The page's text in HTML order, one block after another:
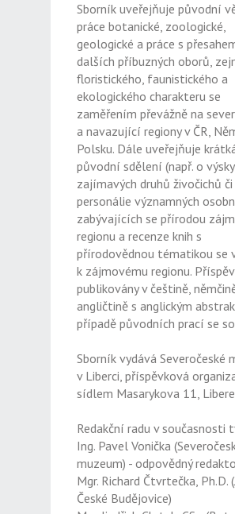
Sborník uveřejňuje původní
práce botanické, zoologické,
geologické a práce s
dalších příbuzných oborů,
floristického, faunistického a
ekologického charakteru se
zaměřením převážně na
a navazující regiony v ČR,
Polsku. Dále uveřejňuje
původní sdělení (např. o
zajímavých druhů živočichů
personálie významných
zabývajících se přírodou
regionu a recenze knih s
přírodovědnou tématikou se
k zájmovému regionu.
publikovány v češtině,
angličtině s anglickým
případě původních prací se
Sborník vydává Severočeské
v Liberci, příspěvková
sídlem Masarykova 11,
Redakční radu v současnosti
Ing. Pavel Vonička
muzeum) - odpovědný
Mgr. Richard Čtvrtečka, Ph.D.
České Budějovice)